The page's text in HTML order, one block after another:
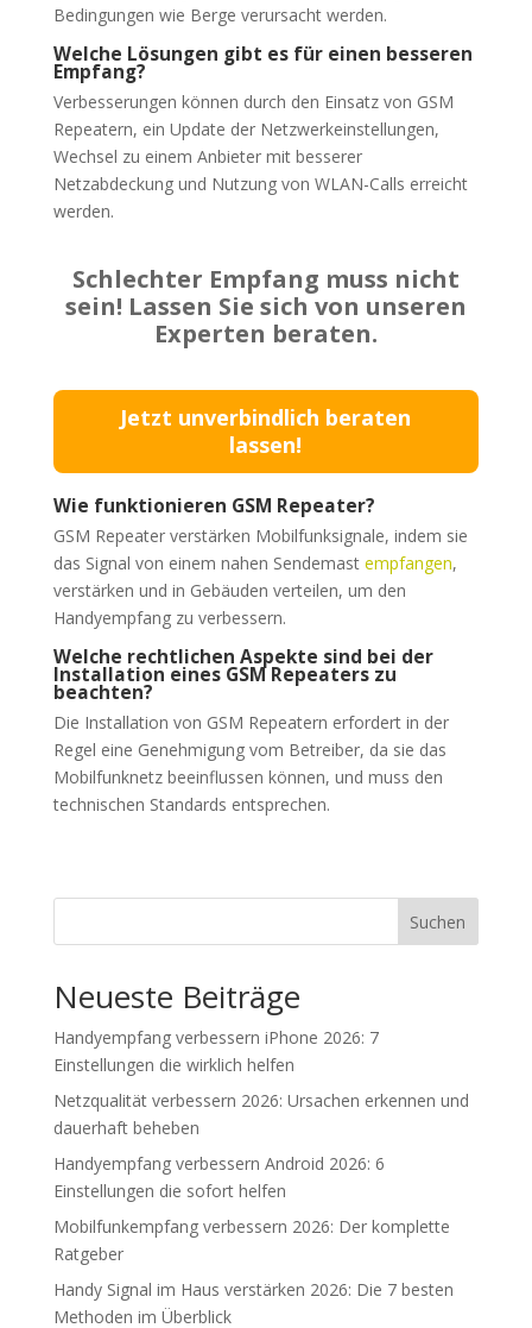
Bedingungen wie Berge verursacht werden.
Welche Lösungen gibt es für einen besseren
Empfang?
Verbesserungen können durch den Einsatz von GSM
Repeatern, ein Update der Netzwerkeinstellungen,
Wechsel zu einem Anbieter mit besserer
Netzabdeckung und Nutzung von WLAN-Calls erreicht
werden.
Schlechter Empfang muss nicht
sein! Lassen Sie sich von unseren
Experten beraten.
Jetzt unverbindlich beraten
lassen!
Wie funktionieren GSM Repeater?
GSM Repeater verstärken Mobilfunksignale, indem sie
das Signal von einem nahen Sendemast empfangen,
verstärken und in Gebäuden verteilen, um den
Handyempfang zu verbessern.
Welche rechtlichen Aspekte sind bei der
Installation eines GSM Repeaters zu
beachten?
Die Installation von GSM Repeatern erfordert in der
Regel eine Genehmigung vom Betreiber, da sie das
Mobilfunknetz beeinflussen können, und muss den
technischen Standards entsprechen.
Suchen
Neueste Beiträge
Handyempfang verbessern iPhone 2026: 7
Einstellungen die wirklich helfen
Netzqualität verbessern 2026: Ursachen erkennen und
dauerhaft beheben
Handyempfang verbessern Android 2026: 6
Einstellungen die sofort helfen
Mobilfunkempfang verbessern 2026: Der komplette
Ratgeber
Handy Signal im Haus verstärken 2026: Die 7 besten
Methoden im Überblick